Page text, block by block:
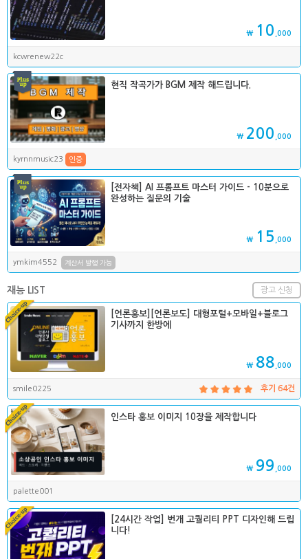
₩ 10 ,000
kcwrenew22c
현직 작곡가가 BGM 제작 해드립니다.
₩ 200 ,000
kyrnnmusic23 인증
[전자책] AI 프롬프트 마스터 가이드 - 10분으로
완성하는 질문의 기술
₩ 15 ,000
ymkim4552 계산서 발행 가능
광고 신청
재능 LIST
[언론홍보][언론보도] 대형포털+모바일+블로그
기사까지 한방에
₩ 88,000
smile0225 후기 64건
인스타 홍보 이미지 10장을 제작합니다
₩ 99 ,000
palette001
[24시간 작업] 번개 고퀄리티 PPT 디자인해 드립
니다!